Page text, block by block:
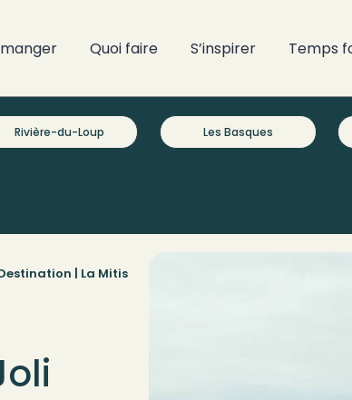
Quoi faire S’inspirer Temps
Rivière-du-Loup Les Basques
| La Mitis